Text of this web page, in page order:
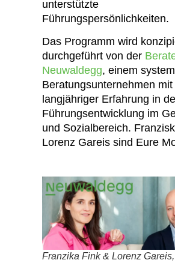
unterstützte
Führungspersönlichkeiten.
Das Programm wird
durchgeführt von der
Neuwaldegg, einem
Beratungsunternehmen mit
langjähriger Erfahrung in
Führungsentwicklung im
und Sozialbereich.
Lorenz Gareis sind Eure
Franzika Fink & Lorenz Gareis,